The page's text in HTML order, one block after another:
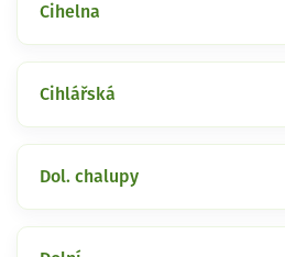
Cihelna
Cihlářská
Dol. chalupy